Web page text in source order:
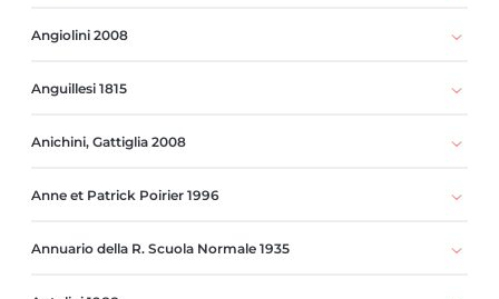
Angiolini 2008
Anguillesi 1815
Anichini, Gattiglia 2008
Anne et Patrick Poirier 1996
Annuario della R. Scuola Normale 1935